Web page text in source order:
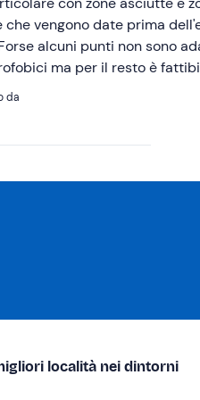
che vengono date prima
alcuni punti non sono
ma per il resto è
da
località nei dintorni